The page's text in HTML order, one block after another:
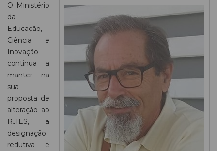
O Ministério
da
Educação,
Ciência e
Inovação
continua a
manter na
sua
proposta de
alteração ao
RJIES, a
designação
redutiva e